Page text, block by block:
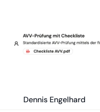
Dennis Engelhard